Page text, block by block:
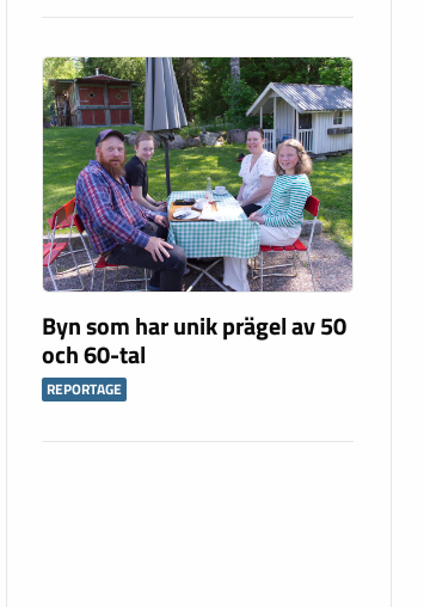
Byn som har unik prägel av 50
och 60-tal
REPORTAGE